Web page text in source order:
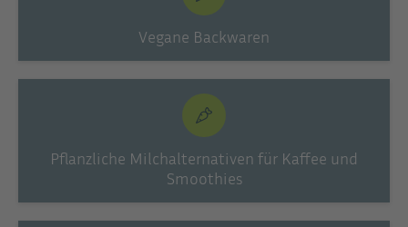
Vegane Backwaren
Pflanzliche Milchalternativen für Kaffee und
Smoothies